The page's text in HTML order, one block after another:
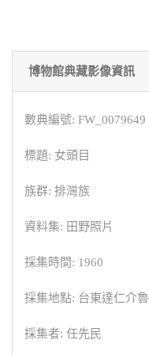
博物館典藏影像資訊
數典編號: FW_0079649
標題: 女頭目
族群: 排灣族
資料集: 田野照片
採集時間: 1960
採集地點: 台東達仁介魯
採集者: 任先民